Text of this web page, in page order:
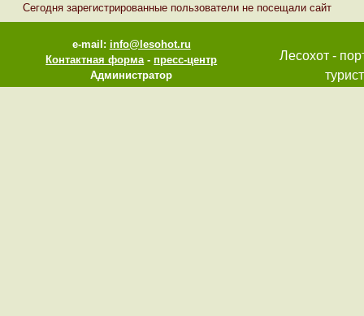
Сегодня зарегистрированные пользователи не посещали сайт
e-mail: info@lesohot.ru
Контактная форма-пресс-центр
Администратор
Лесохот -